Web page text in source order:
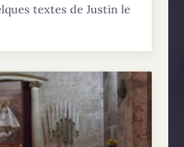
textes de Justin le